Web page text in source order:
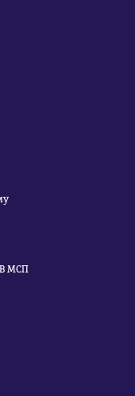
МСП